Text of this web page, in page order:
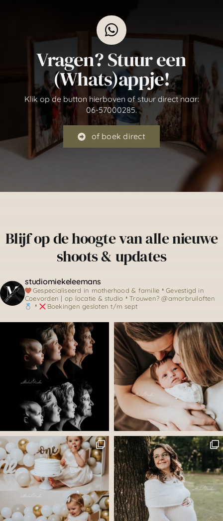
Vragen? Stuur een
(Whats)appje!
Klik op de button hierboven of stuur direct naar:
06-57000285.
of boek direct
Blijf op de hoogte van alle nieuwe
shoots & updates
studiomiekeleemans
Gespecialiseerd in motherhood & familie ❛ Gevestigd in
Coevorden | op locatie & studio ❛ Trouwen? @amorbruiloften
❛
Boekingen gesloten t/m sept